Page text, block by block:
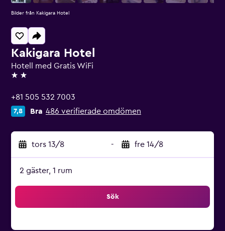
Kakigara Hotel
Hotell med Gratis WiFi
2 stjärnor
+81 505 532 7003
7,8 Bra 486 verifierade omdömen
tors 13/8 - fre 14/8
2 gäster, 1 rum
Sök
Bilder från Kakigara Hotel